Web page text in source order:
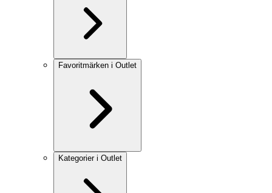
Favoritmärken i Outlet
Kategorier i Outlet